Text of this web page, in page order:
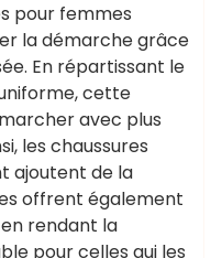
pour femmes
la démarche grâce
En répartissant le
cette
avec plus
les chaussures
ajoutent de la
offrent également
rendant la
pour celles qui les